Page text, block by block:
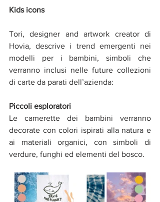
Kids icons
Tori, designer and artwork creator di
Hovia, descrive i trend emergenti nei
modelli per i bambini, simboli che
verranno inclusi nelle future collezioni
di carte da parati dell’azienda:
Piccoli esploratori
Le camerette dei bambini verranno
decorate con colori ispirati alla natura e
ai materiali organici, con simboli di
verdure, funghi ed elementi del bosco.